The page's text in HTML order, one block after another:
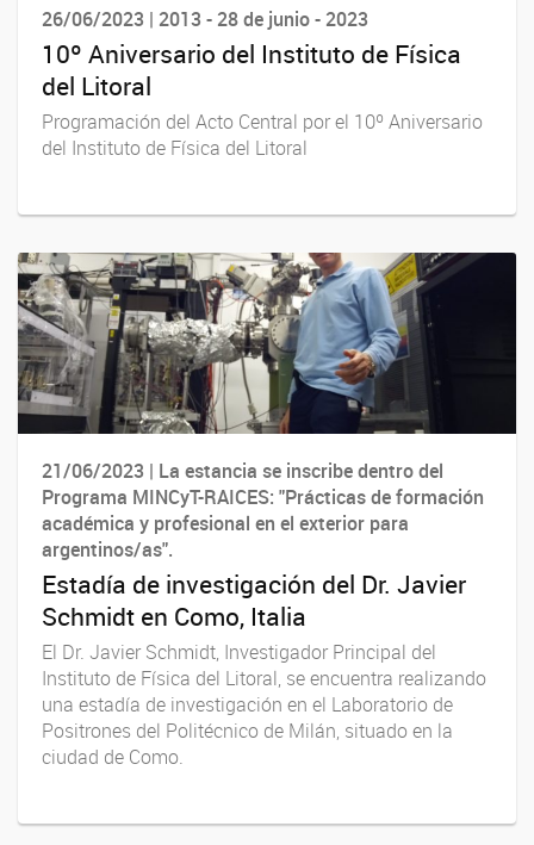
26/06/2023 | 2013 - 28 de junio - 2023
10º Aniversario del Instituto de Física
del Litoral
Programación del Acto Central por el 10º Aniversario
del Instituto de Física del Litoral
21/06/2023 | La estancia se inscribe dentro del
Programa MINCyT-RAICES: "Prácticas de formación
académica y profesional en el exterior para
argentinos/as".
Estadía de investigación del Dr. Javier
Schmidt en Como, Italia
El Dr. Javier Schmidt, Investigador Principal del
Instituto de Física del Litoral, se encuentra realizando
una estadía de investigación en el Laboratorio de
Positrones del Politécnico de Milán, situado en la
ciudad de Como.